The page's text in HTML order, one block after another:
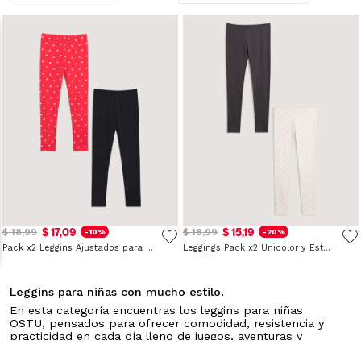
$ 18,99 $ 17,09 -10%
Pack x2 Leggins Ajustados para Niña
$ 18,99 $ 15,19 -20%
Leggings Pack x2 Unicolor y Estampado para Niña
Leggins para niñas con mucho estilo.
En esta categoría encuentras los leggins para niñas
OSTU, pensados para ofrecer comodidad, resistencia y
practicidad en cada día lleno de juegos, aventuras y